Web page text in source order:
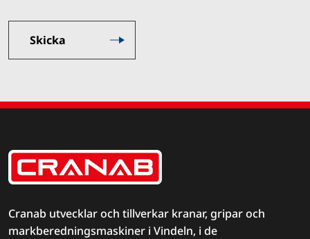
Cranab utvecklar och tillverkar kranar, gripar och
markberedningsmaskiner i Vindeln, i de